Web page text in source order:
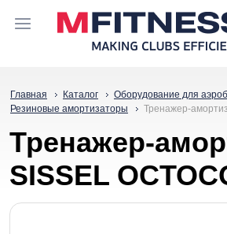
Главная Каталог
Оборудование для
Резиновые амортизаторы
Тренажер-
Тренажер-
SISSEL